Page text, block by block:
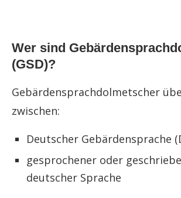
Wer sind
(GSD)?
Gebärdensprachdolmetscher
zwischen:
Deutscher Gebärdensprache
gesprochener oder
deutscher Sprache